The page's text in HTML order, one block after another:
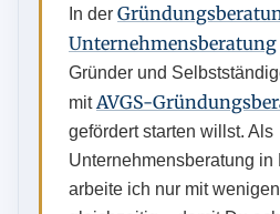
In der
Unternehmensberatung
Gründer und
mit AVGS-
gefördert starten willst. Als
Unternehmensberatung
arbeite ich nur mit